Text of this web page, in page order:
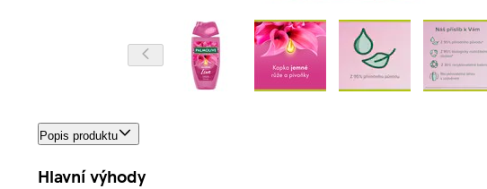
Popis produktu
Hlavní výhody